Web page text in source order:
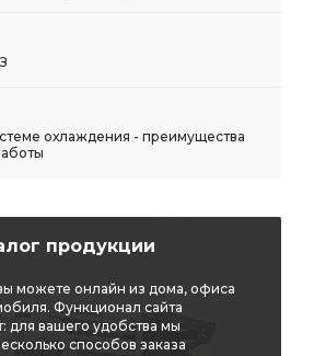
охлаждения - преимущества
продукции
можете онлайн из дома, офиса
Функционал сайта
для вашего удобства мы
способов заказа